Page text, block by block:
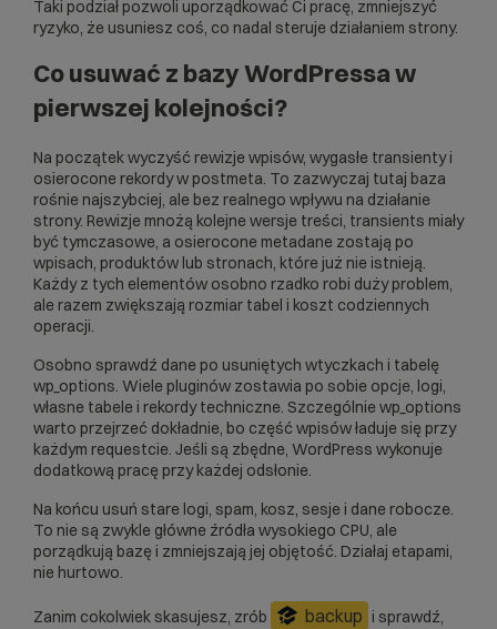
Taki podział pozwoli uporządkować Ci pracę, zmniejszyć
ryzyko, że usuniesz coś, co nadal steruje działaniem strony.
Co usuwać z bazy WordPressa w
pierwszej kolejności?
Na początek wyczyść rewizje wpisów, wygasłe transienty i
osierocone rekordy w postmeta. To zazwyczaj tutaj baza
rośnie najszybciej, ale bez realnego wpływu na działanie
strony. Rewizje mnożą kolejne wersje treści, transients miały
być tymczasowe, a osierocone metadane zostają po
wpisach, produktów lub stronach, które już nie istnieją.
Każdy z tych elementów osobno rzadko robi duży problem,
ale razem zwiększają rozmiar tabel i koszt codziennych
operacji.
Osobno sprawdź dane po usuniętych wtyczkach i tabelę
wp_options. Wiele pluginów zostawia po sobie opcje, logi,
własne tabele i rekordy techniczne. Szczególnie wp_options
warto przejrzeć dokładnie, bo część wpisów ładuje się przy
każdym requestcie. Jeśli są zbędne, WordPress wykonuje
dodatkową pracę przy każdej odsłonie.
Na końcu usuń stare logi, spam, kosz, sesje i dane robocze.
To nie są zwykle główne źródła wysokiego CPU, ale
porządkują bazę i zmniejszają jej objętość. Działaj etapami,
nie hurtowo.
Zanim cokolwiek skasujesz, zrób backup i sprawdź,